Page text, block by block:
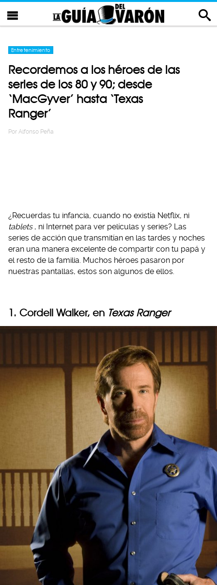
Entretenimiento
Recordemos a los héroes de las
series de los 80 y 90; desde
‘MacGyver’ hasta ‘Texas
Ranger’
Por Alfonso Peña
¿Recuerdas tu infancia, cuando no existía Netflix, ni
tablets , ni Internet para ver películas y series? Las
series de acción que transmitían en las tardes y noches
eran una manera excelente de compartir con tu papá y
el resto de la familia. Muchos héroes pasaron por
nuestras pantallas, estos son algunos de ellos.
1. Cordell Walker, en Texas Ranger